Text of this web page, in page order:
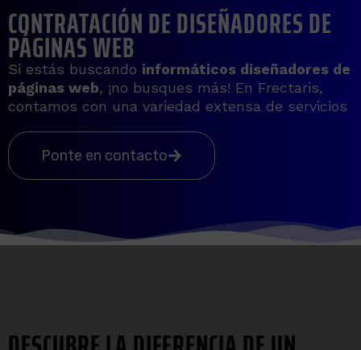
CONTRATACIÓN DE DISEÑADORES DE
PÁGINAS WEB
Si estás buscando informáticos diseñadores de
páginas web, ¡no busques más! En Frectaris,
contamos con una variedad extensa de servicios
Ponte en contacto